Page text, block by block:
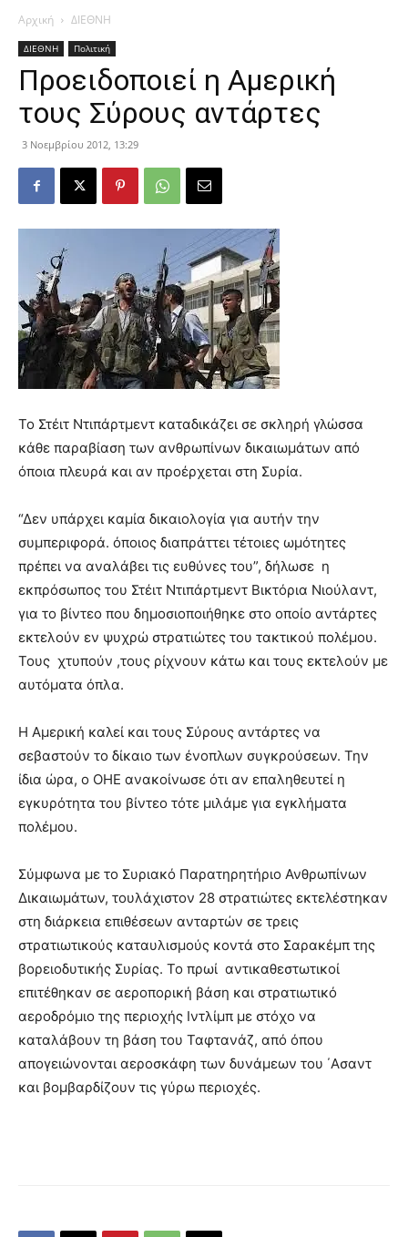
Αρχική ΔΙΕΘΝΗ
ΔΙΕΘΝΗ Πολιτική
Προειδοποιεί η Αμερική
τους Σύρους αντάρτες
3 Νοεμβρίου 2012, 13:29
Το Στέιτ Ντιπάρτμεντ καταδικάζει σε σκληρή γλώσσα
κάθε παραβίαση των ανθρωπίνων δικαιωμάτων από
όποια πλευρά και αν προέρχεται στη Συρία.
“Δεν υπάρχει καμία δικαιολογία για αυτήν την
συμπεριφορά. όποιος διαπράττει τέτοιες ωμότητες
πρέπει να αναλάβει τις ευθύνες του”, δήλωσε η
εκπρόσωπος του Στέιτ Ντιπάρτμεντ Βικτόρια Νιούλαντ,
για το βίντεο που δημοσιοποιήθηκε στο οποίο αντάρτες
εκτελούν εν ψυχρώ στρατιώτες του τακτικού πολέμου.
Τους χτυπούν ,τους ρίχνουν κάτω και τους εκτελούν με
αυτόματα όπλα.
Η Αμερική καλεί και τους Σύρους αντάρτες να
σεβαστούν το δίκαιο των ένοπλων συγκρούσεων. Την
ίδια ώρα, ο ΟΗΕ ανακοίνωσε ότι αν επαληθευτεί η
εγκυρότητα του βίντεο τότε μιλάμε για εγκλήματα
πολέμου.
Σύμφωνα με το Συριακό Παρατηρητήριο Ανθρωπίνων
Δικαιωμάτων, τουλάχιστον 28 στρατιώτες εκτελέστηκαν
στη διάρκεια επιθέσεων ανταρτών σε τρεις
στρατιωτικούς καταυλισμούς κοντά στο Σαρακέμπ της
βορειοδυτικής Συρίας. Το πρωί αντικαθεστωτικοί
επιτέθηκαν σε αεροπορική βάση και στρατιωτικό
αεροδρόμιο της περιοχής Ιντλίμπ με στόχο να
καταλάβουν τη βάση του Ταφτανάζ, από όπου
απογειώνονται αεροσκάφη των δυνάμεων του ΄Ασαντ
και βομβαρδίζουν τις γύρω περιοχές.